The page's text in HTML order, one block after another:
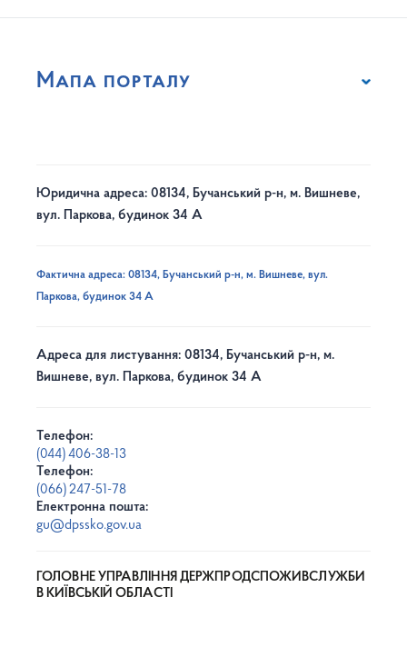
Мапа порталу
Юридична адреса: 08134, Бучанський р-н, м. Вишневе,
вул. Паркова, будинок 34 А
Фактична адреса: 08134, Бучанський р-н, м. Вишневе, вул.
Паркова, будинок 34 А
Адреса для листування: 08134, Бучанський р-н, м.
Вишневе, вул. Паркова, будинок 34 А
Телефон:
(044) 406-38-13
Телефон:
(066) 247-51-78
Електронна пошта:
gu@dpssko.gov.ua
ГОЛОВНЕ УПРАВЛІННЯ ДЕРЖПРОДСПОЖИВСЛУЖБИ
В КИЇВСЬКІЙ ОБЛАСТІ